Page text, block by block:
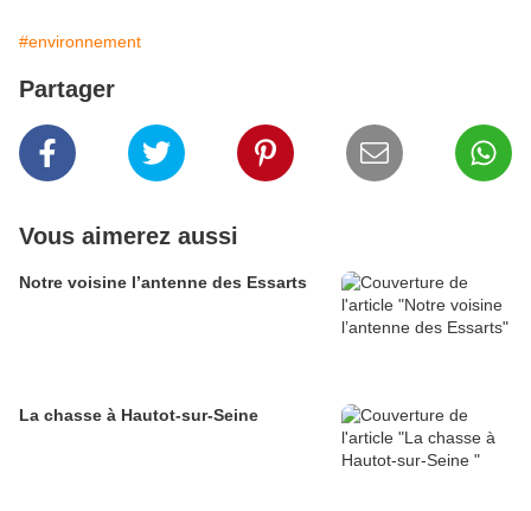
#environnement
Partager
Vous aimerez aussi
Notre voisine l’antenne des Essarts
La chasse à Hautot-sur-Seine